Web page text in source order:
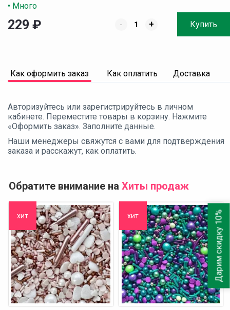
• Много
229 ₽ - + Купить
Как оформить заказ Как оплатить Доставка
Авторизуйтесь или зарегистрируйтесь в личном
кабинете. Переместите товары в корзину. Нажмите
«Оформить заказ». Заполните данные.
Наши менеджеры свяжутся с вами для подтверждения
заказа и расскажут, как оплатить.
Обратите внимание на Хиты продаж
хит хит Дарим скидку 10%